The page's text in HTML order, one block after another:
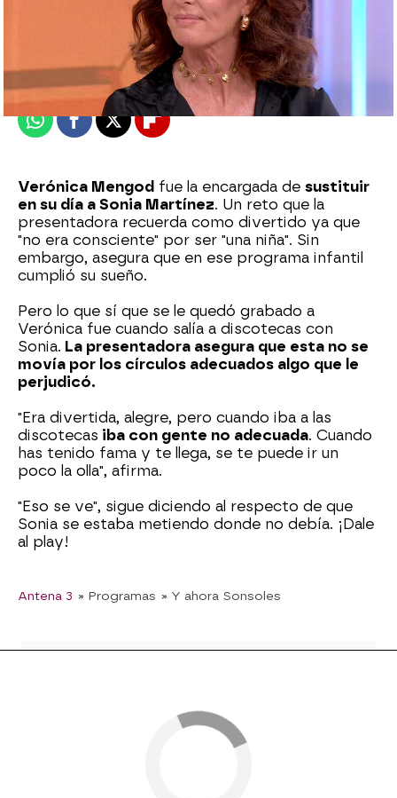
Marta Requejo
Publicado:10 de julio de 2025, 12:43
WhatsappFacebook
X Flipboard
Verónica Mengod fue la encargada de sustituir
en su día a Sonia Martínez. Un reto que la
presentadora recuerda como divertido ya que
"no era consciente" por ser "una niña". Sin
embargo, asegura que en ese programa infantil
cumplió su sueño.
Pero lo que sí que se le quedó grabado a
Verónica fue cuando salía a discotecas con
Sonia. La presentadora asegura que esta no se
movía por los círculos adecuados algo que le
perjudicó.
"Era divertida, alegre, pero cuando iba a las
discotecas iba con gente no adecuada. Cuando
has tenido fama y te llega, se te puede ir un
poco la olla", afirma.
"Eso se ve", sigue diciendo al respecto de que
Sonia se estaba metiendo donde no debía. ¡Dale
al play!
Antena 3 » Programas » Y ahora Sonsoles